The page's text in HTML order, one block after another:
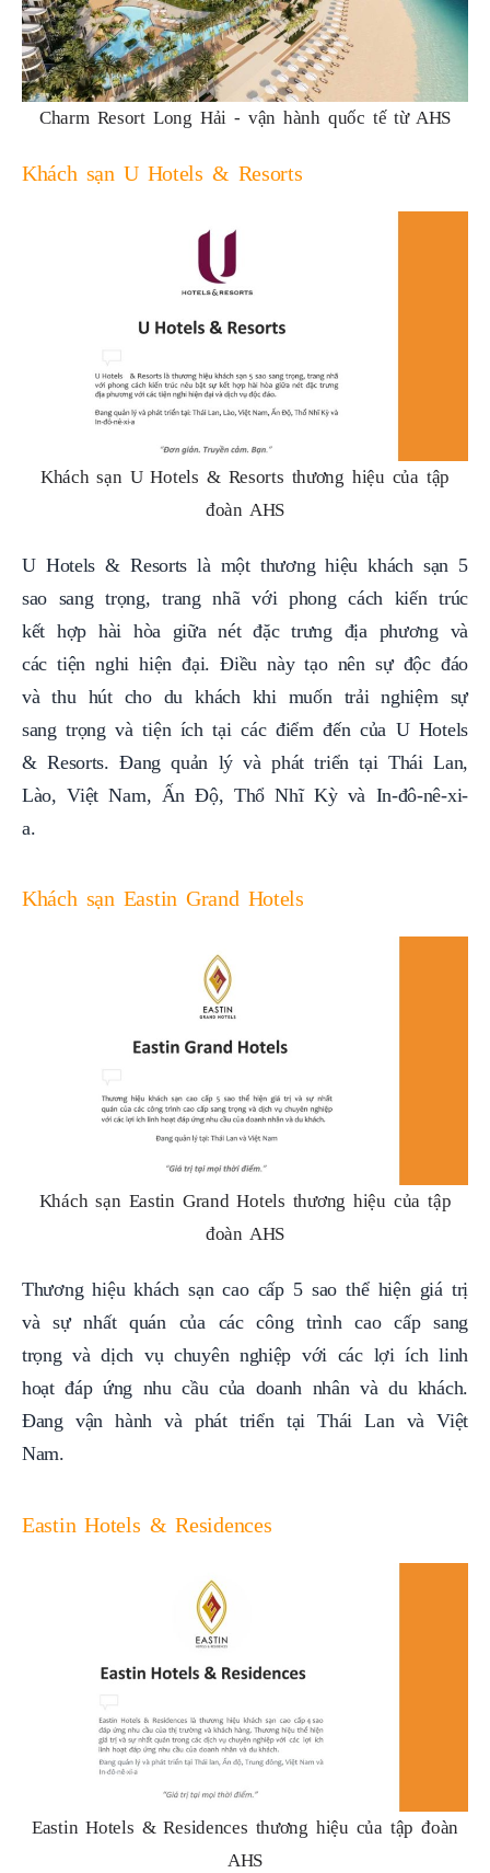
Charm Resort Long Hải - vận hành quốc tế từ AHS
Khách sạn U Hotels & Resorts
Khách sạn U Hotels & Resorts thương hiệu của tập
đoàn AHS
U Hotels & Resorts là một thương hiệu khách sạn 5
sao sang trọng, trang nhã với phong cách kiến trúc
kết hợp hài hòa giữa nét đặc trưng địa phương và
các tiện nghi hiện đại. Điều này tạo nên sự độc đáo
và thu hút cho du khách khi muốn trải nghiệm sự
sang trọng và tiện ích tại các điểm đến của U Hotels
& Resorts. Đang quản lý và phát triển tại Thái Lan,
Lào, Việt Nam, Ấn Độ, Thổ Nhĩ Kỳ và In-đô-nê-xi-
a.
Khách sạn Eastin Grand Hotels
Khách sạn Eastin Grand Hotels thương hiệu của tập
đoàn AHS
Thương hiệu khách sạn cao cấp 5 sao thể hiện giá trị
và sự nhất quán của các công trình cao cấp sang
trọng và dịch vụ chuyên nghiệp với các lợi ích linh
hoạt đáp ứng nhu cầu của doanh nhân và du khách.
Đang vận hành và phát triển tại Thái Lan và Việt
Nam.
Eastin Hotels & Residences
Eastin Hotels & Residences thương hiệu của tập đoàn
AHS